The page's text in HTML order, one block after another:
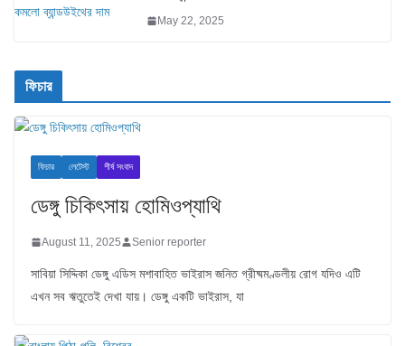
May 22, 2025
ফিচার
ফিচার লেটেস্ট শীর্ষ সংবাদ
ডেঙ্গু চিকিৎসায় হোমিওপ্যাথি
August 11, 2025 Senior reporter
সাবিয়া সিদ্দিকা ডেঙ্গু এডিস মশাবাহিত ভাইরাস জনিত গ্রীষ্মমণ্ডলীয় রোগ যদিও এটি
এখন সব ঋতুতেই দেখা যায়। ডেঙ্গু একটি ভাইরাস, যা